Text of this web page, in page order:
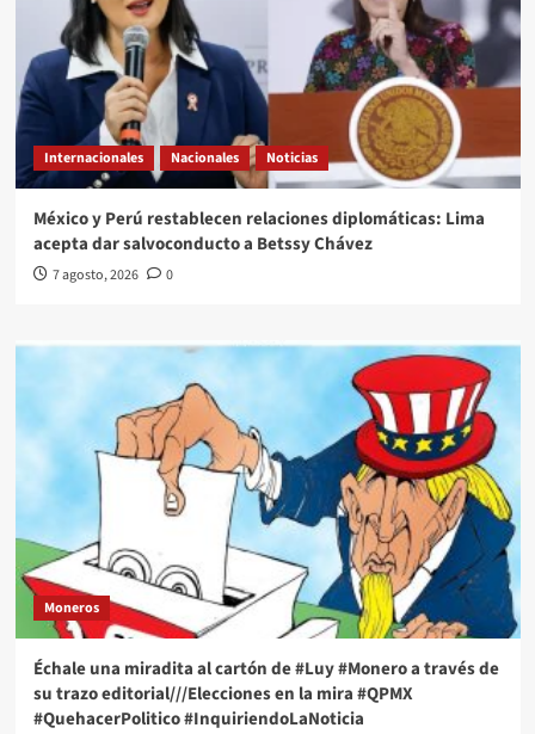
Internacionales Nacionales Noticias
México y Perú restablecen relaciones diplomáticas: Lima
acepta dar salvoconducto a Betssy Chávez
7 agosto, 2026 0
Moneros
Échale una miradita al cartón de #Luy #Monero a través de
su trazo editorial///Elecciones en la mira #QPMX
#QuehacerPolitico #InquiriendoLaNoticia